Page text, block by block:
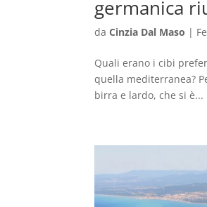
germanica
daCinzia Dal Maso |
Quali erano i cibi
quella mediterranea?
birra e lardo, che si è...